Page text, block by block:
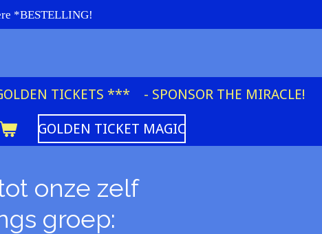
*BESTELLING!
TICKETS *** - SPONSOR THE MIRACLE!
GOLDEN TICKET MAGIC
onze zelf
groep: